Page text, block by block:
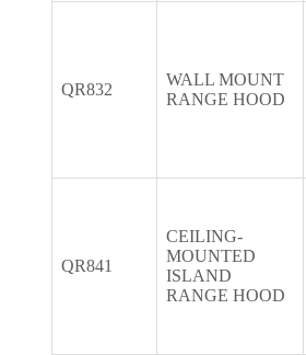
QR832
WALL MOUNT
RANGE HOOD
QR841
CEILING-
MOUNTED
ISLAND
RANGE HOOD